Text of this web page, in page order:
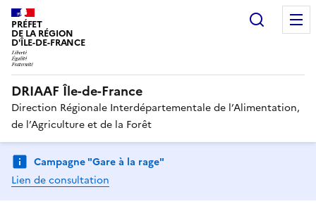
PRÉFET
DE LA RÉGION
D'ÎLE-DE-FRANCE
DRIAAF Île-de-France
Direction Régionale Interdépartementale de l’Alimentation,
de l’Agriculture et de la Forêt
Campagne "Gare à la rage"
Lien de consultation